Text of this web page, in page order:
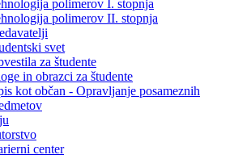
polimerov I. stopnja
polimerov II. stopnja
svet
za študente
in obrazci za študente
kot občan - Opravljanje posameznih
center